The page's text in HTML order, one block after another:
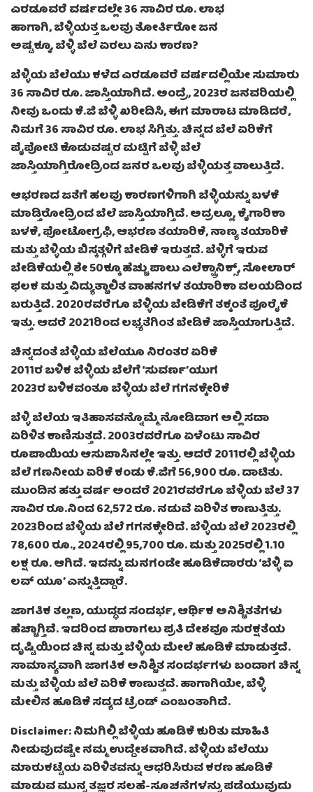
ಎರಡೂವರೆ ವರ್ಷದಲ್ಲೇ 36 ಸಾವಿರ ರೂ. ಲಾಭ
ಹಾಗಾಗಿ, ಬೆಳ್ಳಿಯತ್ತ ಒಲವು ತೋರ್ತಿರೋ ಜನ
ಅಷ್ಟಕ್ಕೂ, ಬೆಳ್ಳಿ ಬೆಲೆ ಏರಲು ಏನು ಕಾರಣ?
ಬೆಳ್ಳಿಯ ಬೆಲೆಯು ಕಳೆದ ಎರಡೂವರೆ ವರ್ಷದಲ್ಲಿಯೇ ಸುಮಾರು
36 ಸಾವಿರ ರೂ. ಜಾಸ್ತಿಯಾಗಿದೆ. ಅಂದ್ರೆ, 2023ರ ಜನವರಿಯಲ್ಲಿ
ನೀವು ಒಂದು ಕೆ.ಜಿ ಬೆಳ್ಳಿ ಖರೀದಿಸಿ, ಈಗ ಮಾರಾಟ ಮಾಡಿದರೆ,
ನಿಮಗೆ 36 ಸಾವಿರ ರೂ. ಲಾಭ ಸಿಗ್ತಿತ್ತು. ಚಿನ್ನದ ಬೆಲೆ ಏರಿಕೆಗೆ
ಪೈಪೋಟಿ ಕೊಡುವಷ್ಟರ ಮಟ್ಟಿಗೆ ಬೆಳ್ಳಿ ಬೆಲೆ
ಜಾಸ್ತಿಯಾಗ್ತಿರೋದ್ರಿಂದ ಜನರ ಒಲವು ಬೆಳ್ಳಿಯತ್ತ ವಾಲುತ್ತಿದೆ.
ಆಭರಣದ ಜತೆಗೆ ಹಲವು ಕಾರಣಗಳಿಗಾಗಿ ಬೆಳ್ಳಿಯನ್ನು ಬಳಕೆ
ಮಾಡ್ತಿರೋದ್ರಿಂದ ಬೆಲೆ ಜಾಸ್ತಿಯಾಗ್ತಿದೆ. ಅದ್ರಲ್ಲೂ, ಕೈಗಾರಿಕಾ
ಬಳಕೆ, ಫೋಟೋಗ್ರಫಿ, ಆಭರಣ ತಯಾರಿಕೆ, ನಾಣ್ಯ ತಯಾರಿಕೆ
ಮತ್ತು ಬೆಳ್ಳಿಯ ಬಿಸ್ಕತ್ಗಳಿಗೆ ಬೇಡಿಕೆ ಇರುತ್ತದೆ. ಬೆಳ್ಳಿಗೆ ಇರುವ
ಬೇಡಿಕೆಯಲ್ಲಿ ಶೇ 50ಕ್ಕೂ ಹೆಚ್ಚು ಪಾಲು ಎಲೆಕ್ಟ್ರಾನಿಕ್ಸ್, ಸೋಲಾರ್
ಫಲಕ ಮತ್ತು ವಿದ್ಯುತ್ಚಾಲಿತ ವಾಹನಗಳ ತಯಾರಿಕಾ ವಲಯದಿಂದ
ಬರುತ್ತಿದೆ. 2020ರವರೆಗೂ ಬೆಳ್ಳಿಯ ಬೇಡಿಕೆಗೆ ತಕ್ಕಂತೆ ಪೂರೈಕೆ
ಇತ್ತು. ಆದರೆ 2021ರಿಂದ ಲಭ್ಯತೆಗಿಂತ ಬೇಡಿಕೆ ಜಾಸ್ತಿಯಾಗುತ್ತಿದೆ.
ಚಿನ್ನದಂತೆ ಬೆಳ್ಳಿಯ ಬೆಲೆಯೂ ನಿರಂತರ ಏರಿಕೆ
2011ರ ಬಳಿಕ ಬೆಳ್ಳಿಯ ಬೆಲೆಗೆ ‘ಸುವರ್ಣ’ಯುಗ
2023ರ ಬಳಿಕವಂತೂ ಬೆಳ್ಳಿಯ ಬೆಲೆ ಗಗನಕ್ಕೇರಿಕೆ
ಬೆಳ್ಳಿ ಬೆಲೆಯ ಇತಿಹಾಸವನ್ನೊಮ್ಮೆ ನೋಡಿದಾಗ ಅಲ್ಲಿ ಸದಾ
ಏರಿಳಿತ ಕಾಣಿಸುತ್ತದೆ. 2003ರವರೆಗೂ ಏಳೆಂಟು ಸಾವಿರ
ರೂಪಾಯಿಯ ಆಸುಪಾಸಿನಲ್ಲೇ ಇತ್ತು. ಆದರೆ 2011ರಲ್ಲಿ ಬೆಳ್ಳಿಯ
ಬೆಲೆ ಗಣನೀಯ ಏರಿಕೆ ಕಂಡು ಕೆ.ಜಿಗೆ 56,900 ರೂ. ದಾಟಿತು.
ಮುಂದಿನ ಹತ್ತು ವರ್ಷ ಅಂದರೆ 2021ರವರೆಗೂ ಬೆಳ್ಳಿಯ ಬೆಲೆ 37
ಸಾವಿರ ರೂ.ನಿಂದ 62,572 ರೂ. ನಡುವೆ ಏರಿಳಿತ ಕಾಣುತ್ತಿತ್ತು.
2023ರಿಂದ ಬೆಳ್ಳಿಯ ಬೆಲೆ ಗಗನಕ್ಕೇರಿದೆ. ಬೆಳ್ಳಿಯ ಬೆಲೆ 2023ರಲ್ಲಿ
78,600 ರೂ., 2024ರಲ್ಲಿ 95,700 ರೂ. ಮತ್ತು 2025ರಲ್ಲಿ 1.10
ಲಕ್ಷ ರೂ. ಆಗಿದೆ. ಇದನ್ನು ಮನಗಂಡೇ ಹೂಡಿಕೆದಾರರು ‘ಬೆಳ್ಳಿ ಐ
ಲವ್ ಯೂ’ ಎನ್ನುತ್ತಿದ್ದಾರೆ.
ಜಾಗತಿಕ ತಲ್ಲಣ, ಯುದ್ಧದ ಸಂದರ್ಭ, ಆರ್ಥಿಕ ಅನಿಶ್ಚಿತತೆಗಳು
ಹೆಚ್ಚಾಗ್ತಿವೆ. ಇದರಿಂದ ಪಾರಾಗಲು ಪ್ರತಿ ದೇಶವೂ ಸುರಕ್ಷತೆಯ
ದೃಷ್ಟಿಯಿಂದ ಚಿನ್ನ ಮತ್ತು ಬೆಳ್ಳಿಯ ಮೇಲೆ ಹೂಡಿಕೆ ಮಾಡುತ್ತದೆ.
ಸಾಮಾನ್ಯವಾಗಿ ಜಾಗತಿಕ ಅನಿಶ್ಚಿತ ಸಂದರ್ಭಗಳು ಬಂದಾಗ ಚಿನ್ನ
ಮತ್ತು ಬೆಳ್ಳಿಯ ಬೆಲೆ ಏರಿಕೆ ಕಾಣುತ್ತದೆ. ಹಾಗಾಗಿಯೇ, ಬೆಳ್ಳಿ
ಮೇಲಿನ ಹೂಡಿಕೆ ಸದ್ಯದ ಟ್ರೆಂಡ್ ಎಂಬಂತಾಗಿದೆ.
Disclaimer: ನಿಮಗಿಲ್ಲಿ ಬೆಳ್ಳಿಯ ಹೂಡಿಕೆ ಕುರಿತು ಮಾಹಿತಿ
ನೀಡುವುದಷ್ಟೇ ನಮ್ಮ ಉದ್ದೇಶವಾಗಿದೆ. ಬೆಳ್ಳಿಯ ಬೆಲೆಯು
ಮಾರುಕಟ್ಟೆಯ ಏರಿಳಿತವನ್ನು ಆಧರಿಸಿರುವ ಕರಣ ಹೂಡಿಕೆ
ಮಾಡುವ ಮುನ್ನ ತಜ್ಞರ ಸಲಹೆ-ಸೂಚನೆಗಳನ್ನು ಪಡೆಯುವುದು